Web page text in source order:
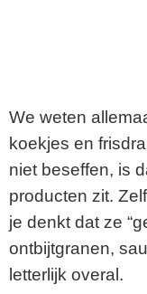
We weten
koekjes en
niet beseffen, is
producten zit.
je denkt dat ze
ontbijtgranen,
letterlijk overal.